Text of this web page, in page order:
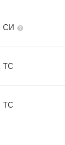
СИ
ТС
ТС